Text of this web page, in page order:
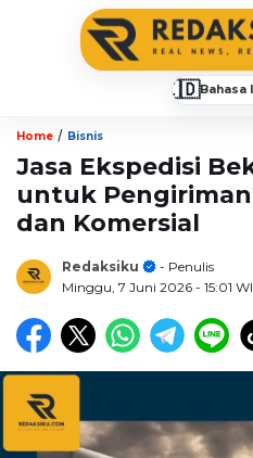
🇮🇩Bahasa
Home / Bisnis
Jasa Ekspedisi
untuk
dan Komersial
Redaksiku
- Penulis
Minggu, 7 Juni 2026 - 15:01